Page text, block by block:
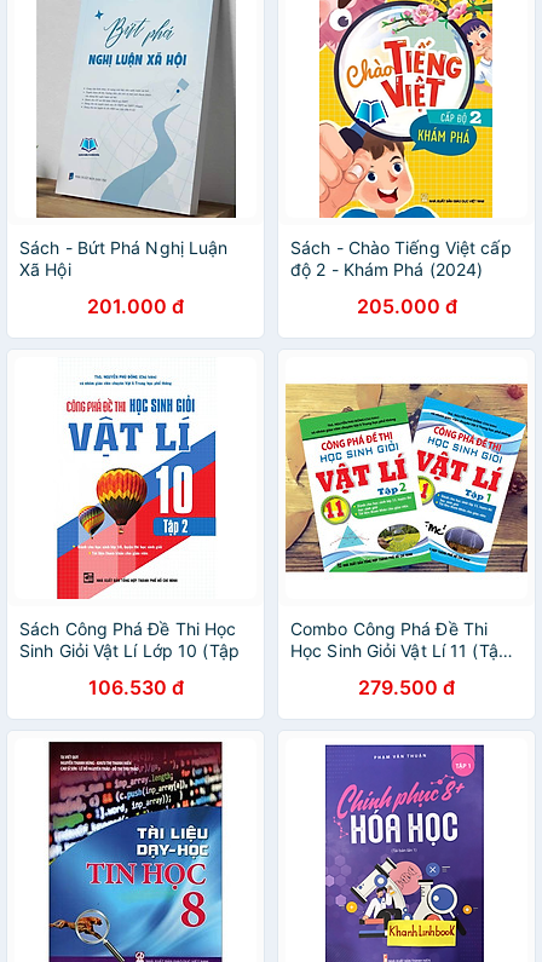
Sách - Bứt Phá Nghị Luận
Xã Hội
201.000 đ
Sách - Chào Tiếng Việt cấp
độ 2 - Khám Phá (2024)
205.000 đ
Sách Công Phá Đề Thi Học
Sinh Giỏi Vật Lí Lớp 10 (Tập
106.530 đ
Combo Công Phá Đề Thi
Học Sinh Giỏi Vật Lí 11 (Tập 1
279.500 đ